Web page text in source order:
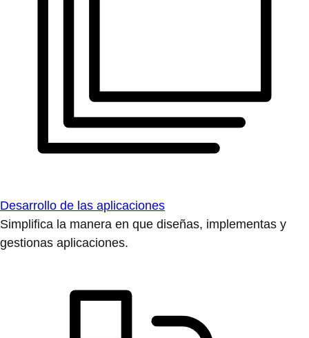
Desarrollo de las aplicaciones
Simplifica la manera en que diseñas, implementas y
gestionas aplicaciones.